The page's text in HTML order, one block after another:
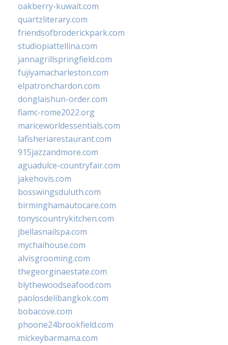
oakberry-kuwait.com
quartzliterary.com
friendsofbroderickpark.com
studiopiattellina.com
jannagrillspringfield.com
fujiyamacharleston.com
elpatronchardon.com
donglaishun-order.com
fiamc-rome2022.org
mariceworldessentials.com
lafisheriarestaurant.com
915jazzandmore.com
aguadulce-countryfair.com
jakehovis.com
bosswingsduluth.com
birminghamautocare.com
tonyscountrykitchen.com
jbellasnailspa.com
mychaihouse.com
alvisgrooming.com
thegeorginaestate.com
blythewoodseafood.com
paolosdelibangkok.com
bobacove.com
phoone24brookfield.com
mickeybarmama.com